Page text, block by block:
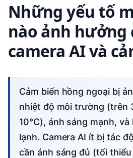
Những yếu tố
nào ảnh hưởng
camera AI và
Cảm biến hồng ngoại bị ảnh hưởng nặng bởi
nhiệt độ môi trường (trên
10°C), ánh sáng mạnh,
lạnh. Camera AI ít bị tác
cần ánh sáng đủ (tối